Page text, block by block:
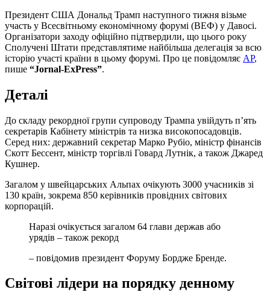
Президент США Дональд Трамп наступного тижня візьме
участь у Всесвітньому економічному форумі (ВЕФ) у Давосі.
Організатори заходу офіційно підтвердили, що цього року
Сполучені Штати представлятиме найбільша делегація за всю
історію участі країни в цьому форумі. Про це повідомляє AP,
пише “Jornal-ExPress”.
Деталі
До складу рекордної групи супроводу Трампа увійдуть п’ять
секретарів Кабінету міністрів та низка високопосадовців.
Серед них: державний секретар Марко Рубіо, міністр фінансів
Скотт Бессент, міністр торгівлі Говард Лутнік, а також Джаред
Кушнер.
Загалом у швейцарських Альпах очікують 3000 учасників зі
130 країн, зокрема 850 керівників провідних світових
корпорацій.
Наразі очікується загалом 64 глави держав або
урядів – також рекорд
– повідомив президент Форуму Бордже Бренде.
Світові лідери на порядку денному